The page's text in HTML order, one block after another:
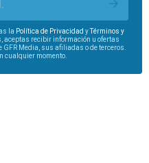
la Política de Privacidad yTérminos y
aceptas recibir información u ofertas
Media, sus afiliadas o de terceros.
cualquier momento.